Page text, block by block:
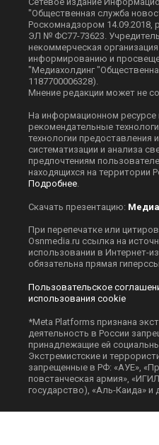
"Общественная служба
Роскомнадзором 14.09.2018,
ЭЛ № ФС77-73623.
некоммерческая
информированию и
"Медиахолдинг
1187700006328).
Мнение редакции может не
На информационном ресурсе
рекомендательные
технологии предоставления
систематизации и анализа
предпочтениям
находящихся на территории
Подробнее
Скачать презентацию:
При перепечатке или
Оsnmedia.ru ссылка на
использовании в Интернет-
обязательна прямая
Пользовательское
использования cookie
*Meta Platforms признана
деятельность в России
принадлежащие ей
Экстремистские и
запрещенные в РФ: «АУЕ»,
повстанческая армия»,
государство), «Аль-Каида» и